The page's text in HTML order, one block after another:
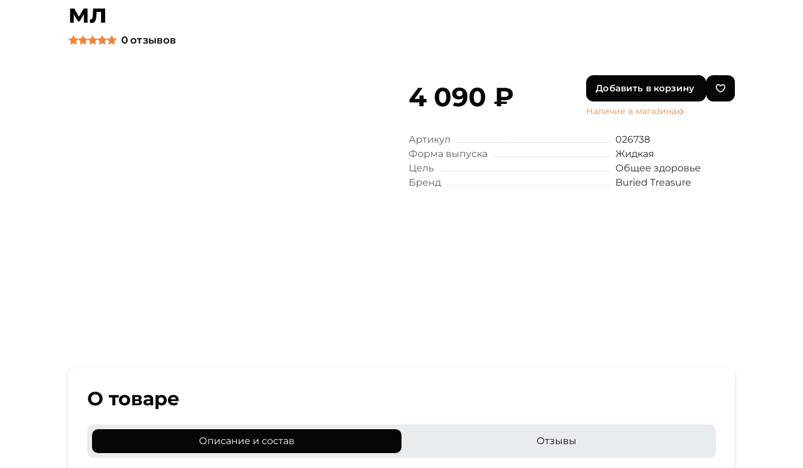
мл
0 отзывов
4 090 ₽ Добавить в корзину
Наличие в магазинах
Артикул
026738
Форма выпуска
Жидкая
Цель
Общее здоровье
Бренд
Buried Treasure
О товаре
Описание и состав Отзывы